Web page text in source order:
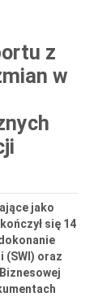
z
w
jako
się 14
(SWI) oraz